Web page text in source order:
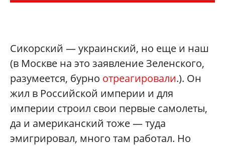
Сикорский — украинский, но еще и наш
(в Москве на это заявление Зеленского,
разумеется, бурно отреагировали.). Он
жил в Российской империи и для
империи строил свои первые самолеты,
да и американский тоже — туда
эмигрировал, много там работал. Но